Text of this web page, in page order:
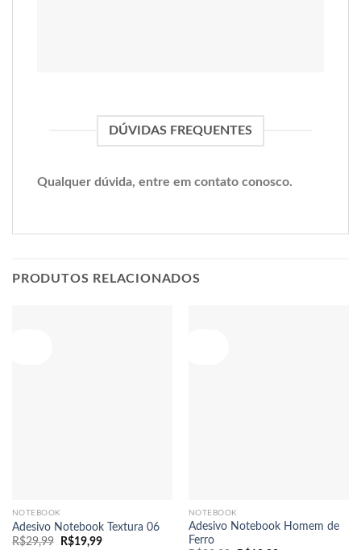
DÚVIDAS FREQUENTES
Qualquer dúvida, entre em contato conosco.
PRODUTOS RELACIONADOS
NOTEBOOK
Adesivo Notebook Textura 06
R$29,99
O
R$19,99O
NOTEBOOK
Adesivo Notebook Homem de
Ferro